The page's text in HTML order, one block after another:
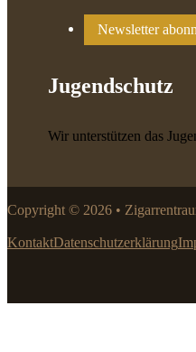
Newsletter
Jugendschutz
Wir unterstützen das
Copyright © 2026 •
KontaktDatenschutzerklärung